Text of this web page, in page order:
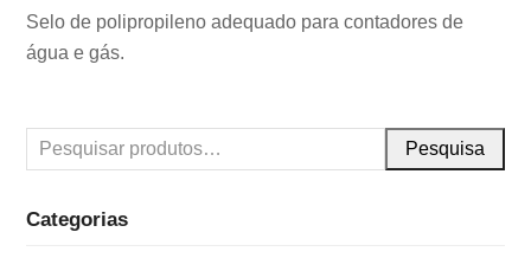
Selo de polipropileno adequado para contadores de
água e gás.
Pesquisa
Categorias